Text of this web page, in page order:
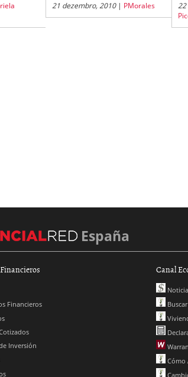
2010 PMorales 22 agosto, 2011|Gabriela
Piccinna
España
Financieros
Inversión
Canal
Cómo